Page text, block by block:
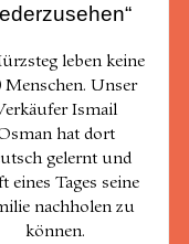
leben keine
Menschen. Unser
Ismail
hat dort
gelernt und
eines Tages seine
nachholen zu
können.